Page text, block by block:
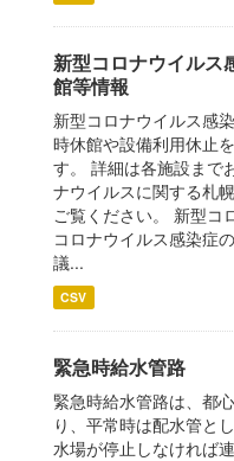
新型コロナウイルス
館等情報
新型コロナウイルス感
時休館や設備利用休止
す。 詳細は各施設まで
ナウイルスに関する札
ご覧ください。 新型コ
コロナウイルス感染症
議...
CSV
緊急時給水管路
緊急時給水管路は、都
り、平常時は配水管と
水場が停止しなければ